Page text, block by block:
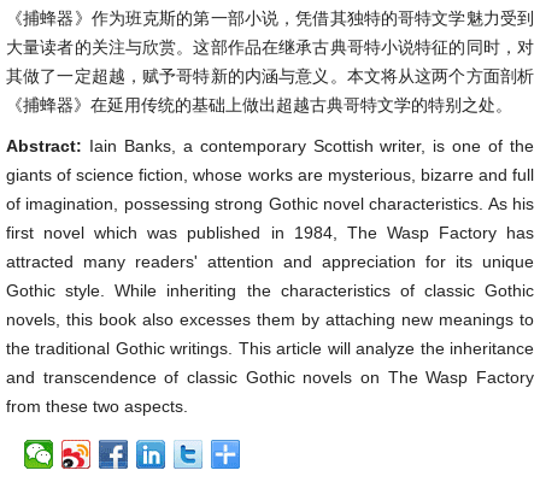
《捕蜂器》作为班克斯的第一部小说，凭借其独特的哥特文学魅力受到
大量读者的关注与欣赏。这部作品在继承古典哥特小说特征的同时，对
其做了一定超越，赋予哥特新的内涵与意义。本文将从这两个方面剖析
《捕蜂器》在延用传统的基础上做出超越古典哥特文学的特别之处。
Abstract: Iain Banks, a contemporary Scottish writer, is one of the
giants of science fiction, whose works are mysterious, bizarre and full
of imagination, possessing strong Gothic novel characteristics. As his
first novel which was published in 1984, The Wasp Factory has
attracted many readers' attention and appreciation for its unique
Gothic style. While inheriting the characteristics of classic Gothic
novels, this book also excesses them by attaching new meanings to
the traditional Gothic writings. This article will analyze the inheritance
and transcendence of classic Gothic novels on The Wasp Factory
from these two aspects.